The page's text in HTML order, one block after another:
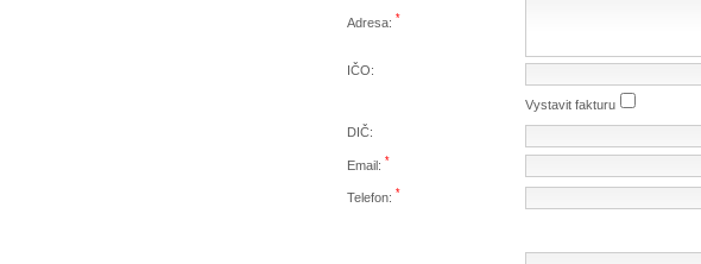
Adresa: *
IČO:
Vystavit fakturu
DIČ:
Email: *
Telefon: *